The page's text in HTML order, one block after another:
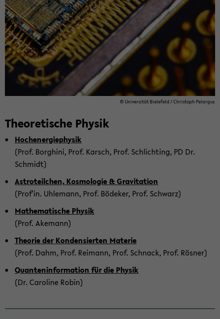
© Uni­ver­si­tät Bie­le­feld / Chris­toph Pe­l­ar­gus
Theo­re­ti­sche Phy­sik
Hoch­en­er­gie­phy­sik
(Prof. Bor­ghi­ni, Prof. Karsch, Prof. Schlich­ting, PD Dr.
Schmidt)
As­tro­te­il­chen, Kos­mo­lo­gie & Gra­vi­ta­ti­on
(Prof'in. Uh­le­mann, Prof. Bö­de­ker, Prof. Schwarz)
Ma­the­ma­ti­sche Phy­sik
(Prof. Ake­mann)
Theo­rie der Kon­den­sier­ten Ma­te­rie
(Prof. Dahm, Prof. Rei­mann, Prof. Schnack, Prof. Rös­ner)
Quan­ten­in­for­ma­ti­on für die Phy­sik
(Dr. Ca­ro­li­ne Robin)